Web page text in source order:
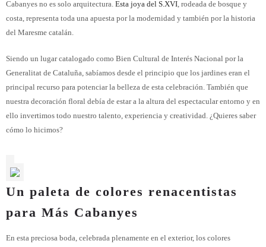
Cabanyes no es solo arquitectura. Esta joya del S.XVI, rodeada de bosque y
costa, representa toda una apuesta por la modernidad y también por la historia
del Maresme catalán.
Siendo un lugar catalogado como Bien Cultural de Interés Nacional por la
Generalitat de Cataluña, sabíamos desde el principio que los jardines eran el
principal recurso para potenciar la belleza de esta celebración. También que
nuestra decoración floral debía de estar a la altura del espectacular entorno y en
ello invertimos todo nuestro talento, experiencia y creatividad. ¿Quieres saber
cómo lo hicimos?
Un paleta de colores renacentistas
para Más Cabanyes
En esta preciosa boda, celebrada plenamente en el exterior, los colores